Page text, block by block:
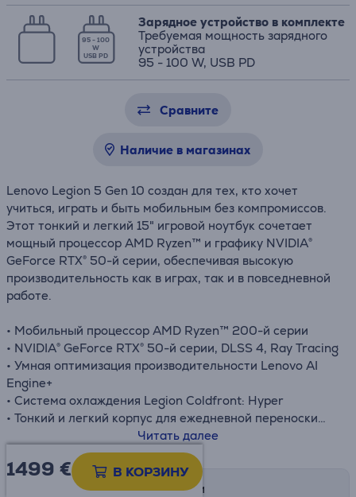
95 - 100
W
USB PD
Зарядное устройство в комплекте
Требуемая мощность зарядного
устройства
95 - 100 W, USB PD
Сравните
Наличие в магазинах
Lenovo Legion 5 Gen 10 создан для тех, кто хочет
учиться, играть и быть мобильным без компромиссов.
Этот тонкий и легкий 15" игровой ноутбук сочетает
мощный процессор AMD Ryzen™ и графику NVIDIA®
GeForce RTX® 50-й серии, обеспечивая высокую
производительность как в играх, так и в повседневной
работе.
• Мобильный процессор AMD Ryzen™ 200-й серии
• NVIDIA® GeForce RTX® 50-й серии, DLSS 4, Ray Tracing
• Умная оптимизация производительности Lenovo AI
Engine+
• Система охлаждения Legion Coldfront: Hyper
• Тонкий и легкий корпус для ежедневной переноски
• Веб-камера 720p с защитной шторкой E-Shutter
• Быстрая зарядка и долгая работа аккумулятора
Читать далее
1499 € В КОРЗИНУ
Возможности доставки